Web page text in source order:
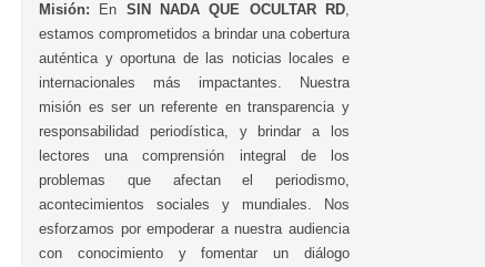
Misión: En SIN NADA QUE OCULTAR RD
estamos comprometidos a brindar una cobertura
auténtica y oportuna de las noticias locales e
internacionales más impactantes. Nuestra
misión es ser un referente en transparencia y
responsabilidad periodística, y brindar a los
lectores una comprensión integral de los
problemas que afectan el periodismo,
acontecimientos sociales y mundiales. Nos
esforzamos por empoderar a nuestra audiencia
con conocimiento y fomentar un diálogo